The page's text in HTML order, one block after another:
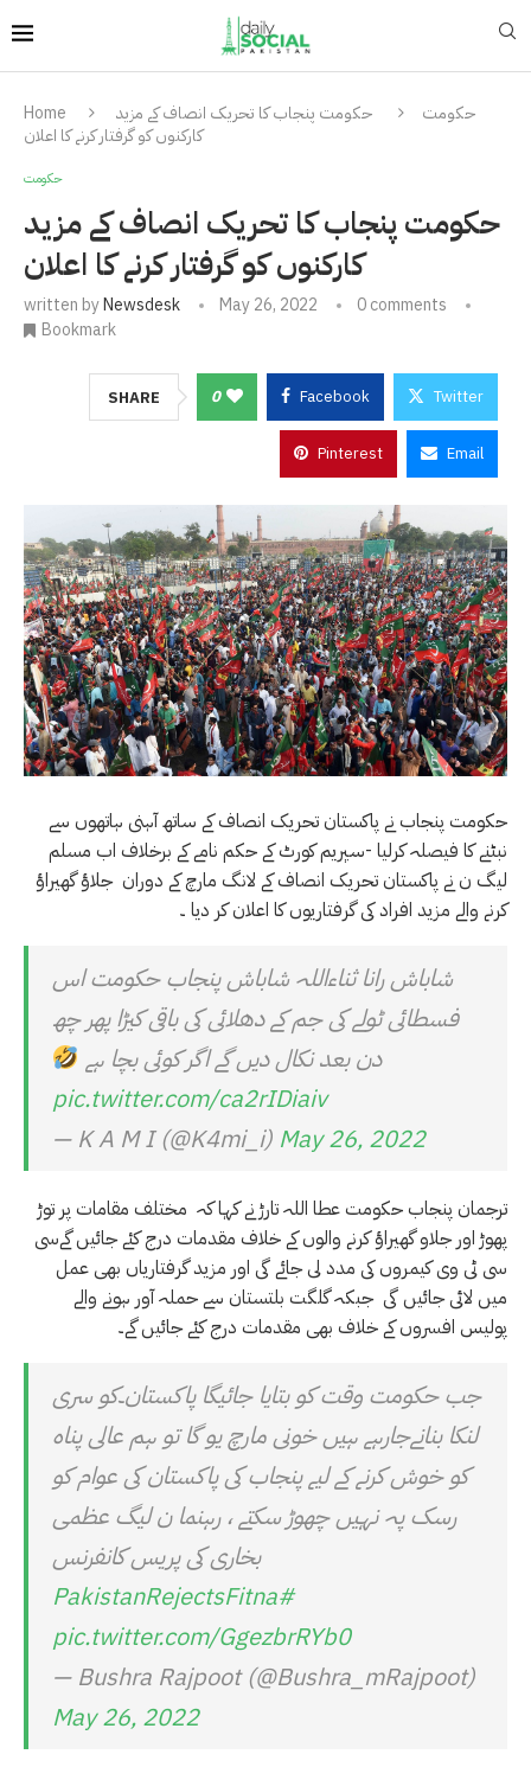
Home حکومت
حکومت پنجاب کا تحریک انصاف کے مزید
کارکنوں کو گرفتار کرنے کا اعلان
حکومت
حکومت پنجاب کا تحریک انصاف کے مزید
کارکنوں کو گرفتار کرنے کا اعلان
written byNewsdesk May 26, 2022
0 comments
Bookmark
SHARE 0 Facebook Twitter
Pinterest Email
حکومت پنجاب نے پاکستان تحریک انصاف کے ساتھ آہنی ہاتھوں سے
نبٹنے کا فیصلہ کرلیا -سپریم کورٹ کے حکم نامے کے برخلاف اب مسلم
لیگ ن نے پاکستان تحریک انصاف کے لانگ مارچ کے دوران جلاؤ گھیراؤ
کرنے والے مزید افراد کی گرفتاریوں کا اعلان کر دیا ۔
شاباش رانا ثناءاللہ شاباش پنجاب حکومت اس
فسطائی ٹولے کی جم کے دھلائی کی باقی کیڑا پھر چھ
دن بعد نکال دیں گے اگر کوئی بچا ہے
pic.twitter.com/ca2rIDiaiv
— K A M I (@K4mi_i) May 26, 2022
ترجمان پنجاب حکومت عطا اللہ تارڑ نے کہا کہ مختلف مقامات پر توڑ
پھوڑ اور جلاو گھیراؤ کرنے والوں کے خلاف مقدمات درج کئے جائیں گےسی
سی ٹی وی کیمروں کی مدد لی جائے گی اور مزید گرفتاریاں بھی عمل
میں لائی جائیں گی جبکہ گلگت بلتستان سے حملہ آور ہونے والے
پولیس افسروں کے خلاف بھی مقدمات درج کئے جائیں گے۔
جب حکومت وقت کو بتایا جائیگا پاکستان۔کو سری
لنکا بنانےجارہے ہیں خونی مارچ یو گا تو ہم عالی پناہ
کو خوش کرنے کے لیے پنجاب کی پاکستان کی عوام کو
رسک پہ نہیں چھوڑ سکتے ، رہنما ن لیگ عظمی
بخاری کی پریس کانفرنس
#PakistanRejectsFitna
pic.twitter.com/GgezbrRYb0
— Bushra Rajpoot (@Bushra_mRajpoot)
May 26, 2022